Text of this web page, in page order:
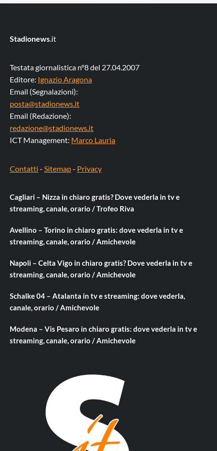
Stadionews.it
Testata giornalistica n°8 del 27.04.2007
Editore: Ignazio Aragona
Email (Segnalazioni):
posta@stadionews.it
Email (Redazione):
redazione@stadionews.it
ICT Management: Marco Lauria
Contatti - Sitemap- Privacy
Cagliari – Nizza in chiaro gratis? Dove vederla in tv e
streaming, canale, orario / Trofeo Riva
Avellino – Torino in chiaro gratis: dove vederla in tv e
streaming, canale, orario / Amichevole
Napoli – Celta Vigo in chiaro gratis? Dove vederla in tv e
streaming, canale, orario / Amichevole
Schalke 04 – Atalanta in tv e streaming: dove vederla,
canale, orario / Amichevole
Modena – Vis Pesaro in chiaro gratis: dove vederla in tv e
streaming, canale, orario / Amichevole